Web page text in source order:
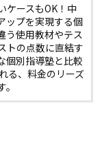
ケースもOK！中
ップを実現する個
う使用教材やテス
トの点数に直結す
個別指導塾と比較
る、料金のリーズ